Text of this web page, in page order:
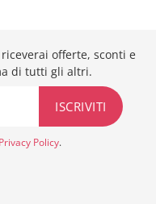
offerte, sconti e
di tutti gli altri.
Privacy Policy.